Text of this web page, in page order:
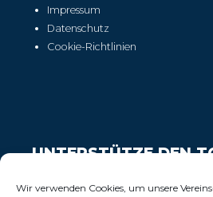
Wir verwenden Cookies, um unsere
Impressum
Datenschutz
Cookie-Richtlinien
UNTERSTÜTZE DEN
Wir freuen uns über Deinen Support!